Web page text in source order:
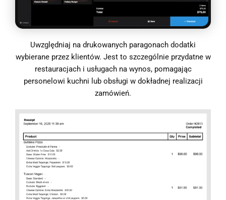
Uwzględniaj na drukowanych paragonach dodatki
wybierane przez klientów. Jest to szczególnie przydatne w
restauracjach i usługach na wynos, pomagając
personelowi kuchni lub obsługi w dokładnej realizacji
zamówień.